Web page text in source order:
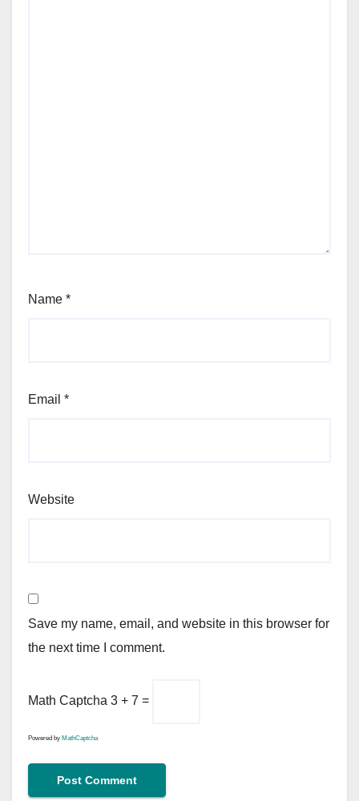
Name *
Email *
Website
Save my name, email, and website in this browser for
the next time I comment.
Math Captcha 3 + 7 =
Powered by MathCaptcha